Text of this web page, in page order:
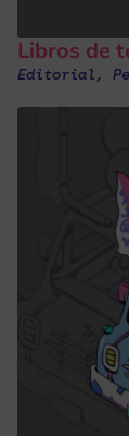
Libros de
Editorial,